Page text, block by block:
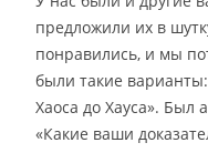
предложили их в
понравились, и мы
были такие
Хаоса до Хауса». Был
«Какие ваши